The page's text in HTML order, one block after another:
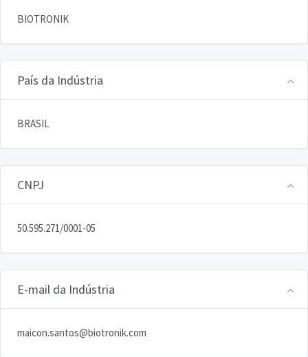
BIOTRONIK
País da Indústria
BRASIL
CNPJ
50.595.271/0001-05
E-mail da Indústria
maicon.santos@biotronik.com